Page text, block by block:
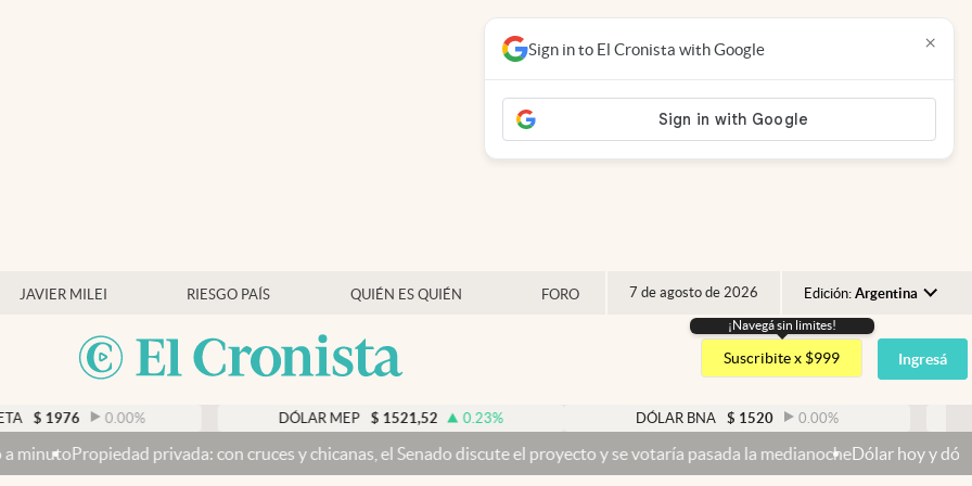
JAVIER MILEI RIESGO PAÍS QUIÉN ES QUIÉN FORO 7 de agosto de 2026 Edición: Argentina
Argentina
España
USA
Colombia
¡Navegá sin limites!
Suscribite x $999 Ingresá
0.00% $ 1521,52 0.23% $ 1520 0.00%
con cruces y chicanas, el Senado discute el proyecto y se votaría pasada la medianocheDólar hoy y dólar blue hoy: cuál es
Sign in to El Cronista with Google ×